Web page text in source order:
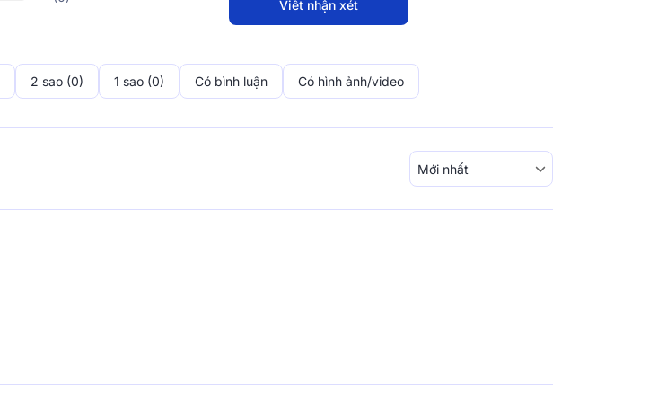
Về Vua Nệm
Với định vị thương hiệu “Bạn đời mang đến giấc ngủ đáng giá”, Vua Nệm thấu
hiểu rằng, giấc ngủ không chỉ đơn thuần nghỉ ngơi, mà là khoảng thời gian tái
tạo năng lượng, phục hồi sức khỏe và giữ gìn chất lượng sống mỗi ngày.
công nghệ giấc ngủ, đa dạng hóa sản phẩm và xây dựng hệ sinh thái phục vụ
Viết nhận xét
2 sao (0) 1 sao (0) Có bình luận Có hình ảnh/video